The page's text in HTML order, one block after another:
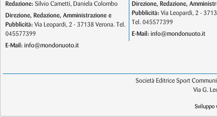
Redazione: Silvio Cametti, Daniela Colombo
Direzione, Redazione, Amministrazione e
Pubblicità: Via Leopardi, 2 - 37138 Verona. Tel.
045577399
E-Mail: info@mondonuoto.it
Direzione, Redazione,
Pubblicità: Via Leopardi, 2 -
Tel. 045577399
E-Mail: info@mondonuoto.it
Società Editrice Sport
Via G.
Sviluppo